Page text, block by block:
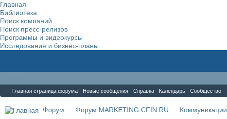
Главная
Библиотека
Поиск компаний
Поиск пресс-релизов
Программы и видеокурсы
Исследования и бизнес-планы
Главная страница форума Новые сообщения Справка Календарь Сообщество
Форум Форум MARKETING.CFIN.RU Коммуникации